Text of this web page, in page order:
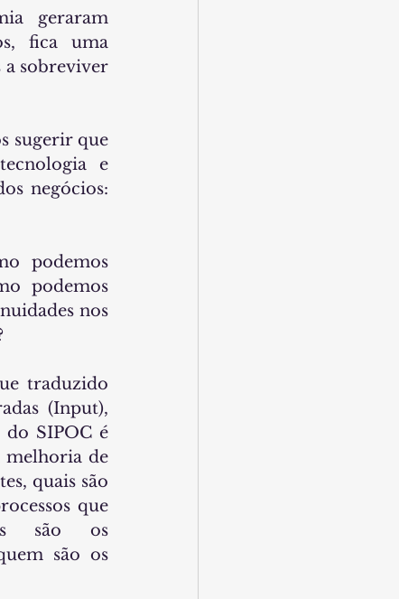
geraram
fica uma
a sobreviver
sugerir que
e
podemos
podemos
nos
traduzido
(Input),
do SIPOC é
melhoria de
quais são
que
são os
são os